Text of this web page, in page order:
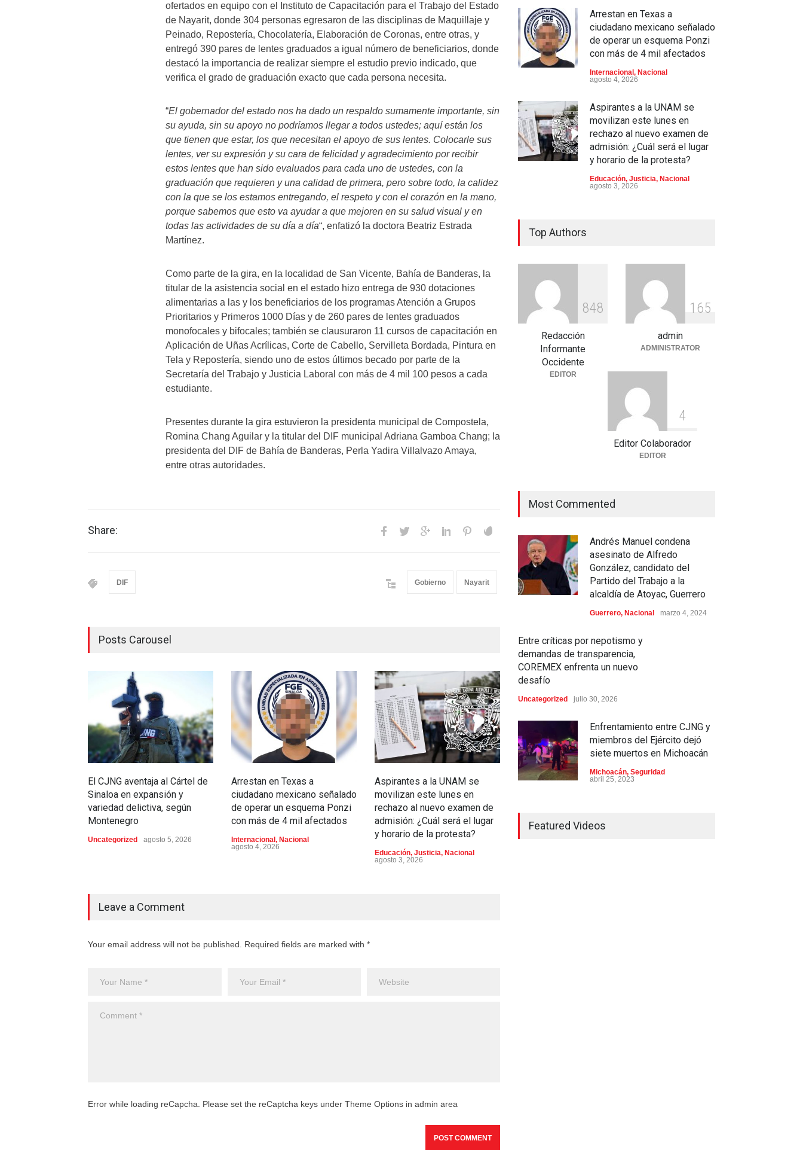
ofertados en equipo con el Instituto de Capacitación para el Trabajo del Estado
de Nayarit, donde 304 personas egresaron de las disciplinas de Maquillaje y
Peinado, Repostería, Chocolatería, Elaboración de Coronas, entre otras, y
entregó 390 pares de lentes graduados a igual número de beneficiarios, donde
destacó la importancia de realizar siempre el estudio previo indicado, que
verifica el grado de graduación exacto que cada persona necesita.
“El gobernador del estado nos ha dado un respaldo sumamente importante, sin
su ayuda, sin su apoyo no podríamos llegar a todos ustedes; aquí están los
que tienen que estar, los que necesitan el apoyo de sus lentes. Colocarle sus
lentes, ver su expresión y su cara de felicidad y agradecimiento por recibir
estos lentes que han sido evaluados para cada uno de ustedes, con la
graduación que requieren y una calidad de primera, pero sobre todo, la calidez
con la que se los estamos entregando, el respeto y con el corazón en la mano,
porque sabemos que esto va ayudar a que mejoren en su salud visual y en
todas las actividades de su día a día“, enfatizó la doctora Beatriz Estrada
Martínez.
Como parte de la gira, en la localidad de San Vicente, Bahía de Banderas, la
titular de la asistencia social en el estado hizo entrega de 930 dotaciones
alimentarias a las y los beneficiarios de los programas Atención a Grupos
Prioritarios y Primeros 1000 Días y de 260 pares de lentes graduados
monofocales y bifocales; también se clausuraron 11 cursos de capacitación en
Aplicación de Uñas Acrílicas, Corte de Cabello, Servilleta Bordada, Pintura en
Tela y Repostería, siendo uno de estos últimos becado por parte de la
Secretaría del Trabajo y Justicia Laboral con más de 4 mil 100 pesos a cada
estudiante.
Presentes durante la gira estuvieron la presidenta municipal de Compostela,
Romina Chang Aguilar y la titular del DIF municipal Adriana Gamboa Chang; la
presidenta del DIF de Bahía de Banderas, Perla Yadira Villalvazo Amaya,
entre otras autoridades.
Share:
DIF Gobierno Nayarit
Posts Carousel
El CJNG aventaja al Cártel de
Sinaloa en expansión y
variedad delictiva, según
Montenegro
Uncategorized agosto 5, 2026
Arrestan en Texas a
ciudadano mexicano señalado
de operar un esquema Ponzi
con más de 4 mil afectados
Internacional , Nacional
agosto 4, 2026
Aspirantes a la UNAM se
movilizan este lunes en
rechazo al nuevo examen de
admisión: ¿Cuál será el lugar
y horario de la protesta?
Educación, Justicia, Nacional
agosto 3, 2026
Celia Pulido logra un hito
Domingo 2026
Deportes
desafío
Uncategorized
Leave a Comment
Your email address will not be published. Required fields are marked with *
Error while loading reCapcha. Please set the reCaptcha keys under Theme Options in admin area
Arrestan en Texas a
ciudadano mexicano señalado
de operar un esquema Ponzi
con más de 4 mil afectados
Internacional , Nacional
agosto 4, 2026
Aspirantes a la UNAM se
movilizan este lunes en
rechazo al nuevo examen de
admisión: ¿Cuál será el lugar
y horario de la protesta?
Educación, Justicia, Nacional
agosto 3, 2026
Entre críticas por nepotismo y
demandas de transparencia,
COREMEX enfrenta un nuevo
desafío
Uncategorized julio 30, 2026
Top Authors
848
Redacción
Informante
Occidente
EDITOR
1 65
admin
ADMINISTRATOR
4
Editor Colaborador
EDITOR
Most Commented
Andrés Manuel condena
asesinato de Alfredo
González, candidato del
Partido del Trabajo a la
alcaldía de Atoyac, Guerrero
Guerrero, Nacional marzo 4, 2024
Entre críticas por nepotismo y
demandas de transparencia,
COREMEX enfrenta un nuevo
desafío
Uncategorized julio 30, 2026
Enfrentamiento entre CJNG y
miembros del Ejército dejó
siete muertos en Michoacán
Michoacán, Seguridad
abril 25, 2023
Featured Videos